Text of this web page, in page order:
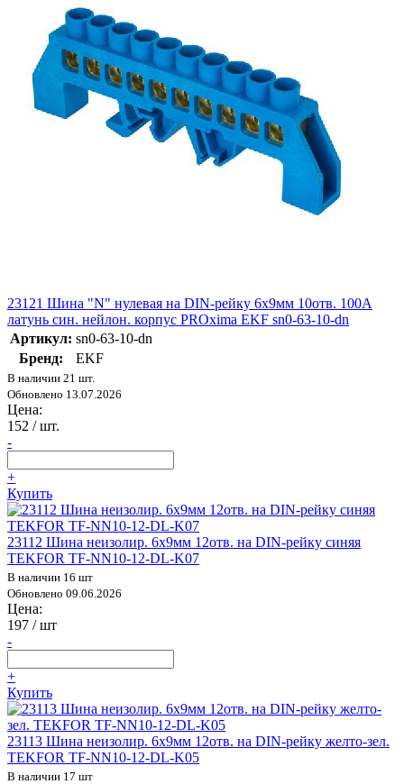
23121 Шина "N" нулевая на DIN-рейку 6х9мм 10отв. 100А
латунь син. нейлон. корпус PROxima EKF sn0-63-10-dn
Артикул: sn0-63-10-dn
Бренд:
EKF
В наличии 21 шт.
Обновлено 13.07.2026
Цена:
152 / шт.
-
+
Купить
23112 Шина неизолир. 6х9мм 12отв. на DIN-рейку синяя
TEKFOR TF-NN10-12-DL-K07
В наличии 16 шт
Обновлено 09.06.2026
Цена:
197 / шт
-
+
Купить
23113 Шина неизолир. 6х9мм 12отв. на DIN-рейку желто-зел.
TEKFOR TF-NN10-12-DL-K05
В наличии 17 шт